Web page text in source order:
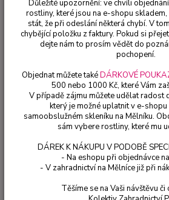
Fuchsie Jenny Sorensen Fuchsie -
Jenny Sorensen
prodejně
Důležité upozornění: ve chvíli
rostliny, které jsou na e-shopu
stát, že při odeslání některá chybí. V
chybějící položku z faktury. Pokud si
dejte nám to prosím vědět do
pochopení.
Objednat můžete takéDÁRKOVÉ
500 nebo 1000 Kč, které Vám
V případě zájmu můžete udělat radost
který je možné uplatnit v e-
samoobslužném skleníku na Mělníku.
sám vybere rostliny, které mu
DÁREK K NÁKUPU V PODOBĚ
- Na eshopu při objednávce
- V zahradnictví na Mělníce již při
Těšíme se na Vaši návštěvu či